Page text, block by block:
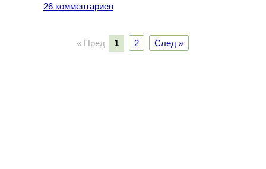
26 комментариев
« Пред 1 2 След »